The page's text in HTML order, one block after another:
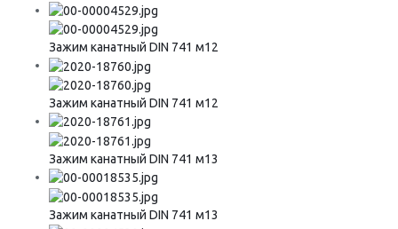
Зажим канатный DIN 741 м12
Зажим канатный DIN 741 м12
Зажим канатный DIN 741 м13
Зажим канатный DIN 741 м13